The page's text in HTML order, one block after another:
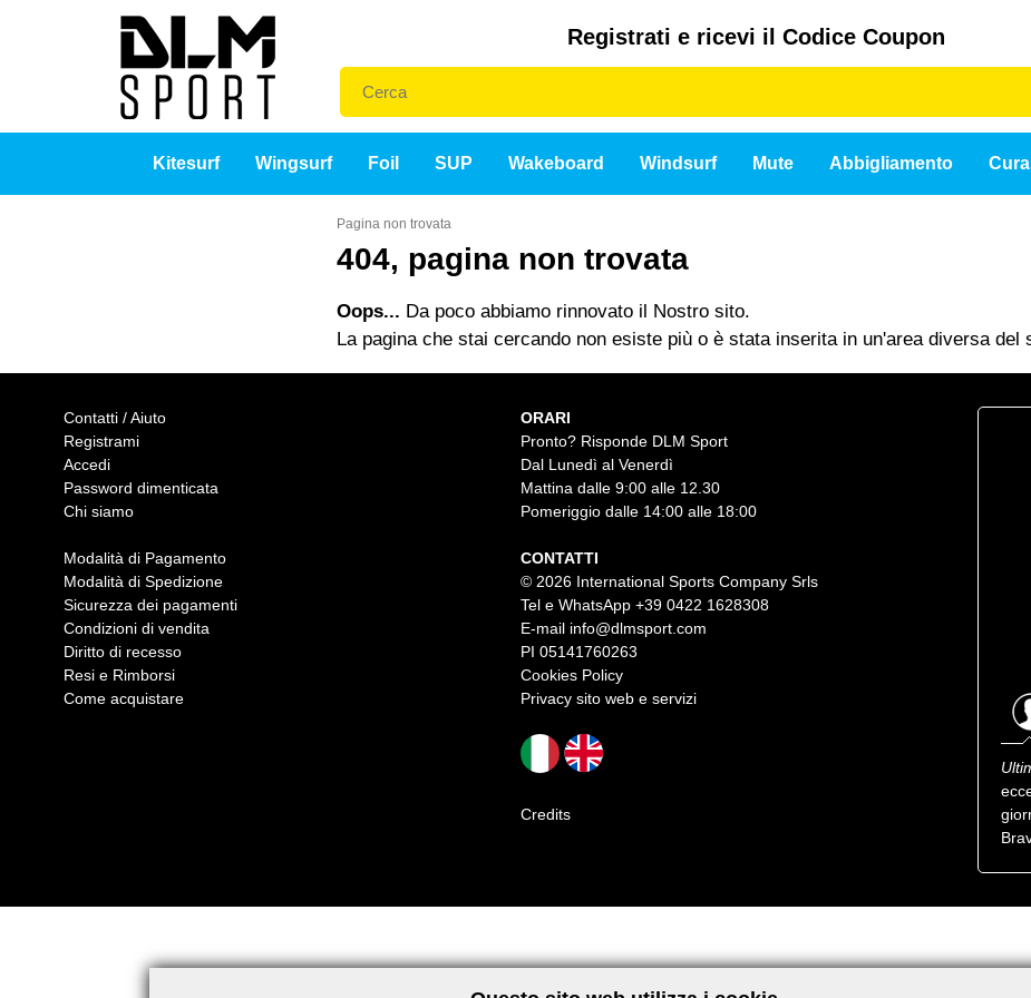
Registrati e ricevi il Codice Coupon
Kitesurf Wingsurf Foil SUP Wakeboard Windsurf Mute Abbigliamento
Pagina non trovata
404, pagina non trovata
Oops... Da poco abbiamo rinnovato il Nostro sito.
La pagina che stai cercando non esiste più o è stata inserita in un'area diversa del
Contatti / Aiuto
Registrami
Accedi
Password dimenticata
Chi siamo
Modalità di Pagamento
Modalità di Spedizione
Sicurezza dei pagamenti
Condizioni di vendita
Diritto di recesso
Resi e Rimborsi
Come acquistare
ORARI
Pronto? Risponde DLM Sport
Dal Lunedì al Venerdì
Mattina dalle 9:00 alle 12.30
Pomeriggio dalle 14:00 alle 18:00
CONTATTI
© 2026 International Sports Company Srls
Tel e WhatsApp +39 0422 1628308
E-mail info@dlmsport.com
PI 05141760263
Cookies Policy
Privacy sito web e servizi
Credits